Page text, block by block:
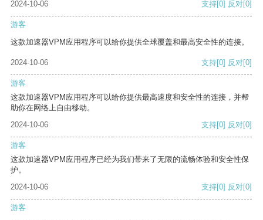
2024-10-06
支持[0] 反对[0]
游客
这款加速器VPM应用程序可以给你提供全球覆盖和最高安全性的连接。
2024-10-06 支持[0] 反对[0]
游客
这款加速器VPM应用程序可以给你提供最高速度和安全性的连接，并帮
助你在网络上自由移动。
2024-10-06
支持[0] 反对[0]
游客
这款加速器VPM应用程序已经为我们带来了无限的流畅体验和安全性保
护。
2024-10-06
支持[0] 反对[0]
游客